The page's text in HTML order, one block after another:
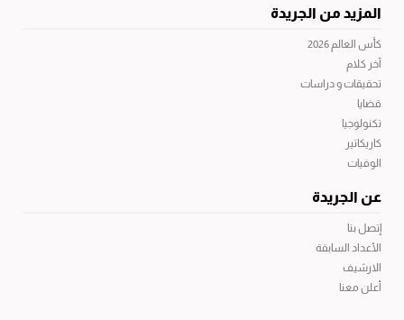
المزيد من الجريدة
كأس العالم 2026
آخر كلام
تحقيقات و دراسات
قضايا
تكنولوجيا
كاريكاتير
الوفيات
عن الجريدة
إتصل بنا
الأعداد السابقة
الارشيف
أعلن معنا